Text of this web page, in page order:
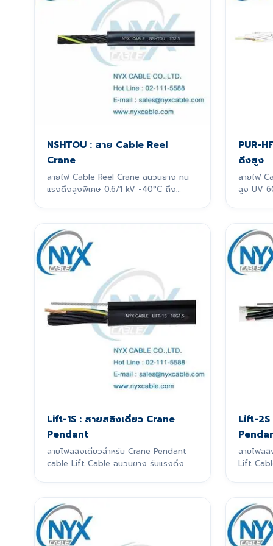
NSHTOU : สาย Cable Reel
Crane
สายไฟ Cable Reel Crane ฉนวนยาง ทน
แรงดึงสูงพิเศษ 0.6/1 kV -40°C ถึง
PUR-
ดึงสูง
สายไฟ
สูง UV
รองรับ
หน่วง โด
Lift-1S : สายสลิงเดี่ยว Crane
Pendant
สายไฟสลิงเดี่ยวสำหรับ Crane Pendant
cable Lift Cable ฉนวนยาง รับแรงดึง
Lift-2S
สายไฟส
Lift